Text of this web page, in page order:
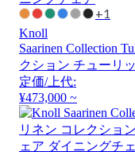
+1
Knoll
Saarinen Collection
クション チューリ
定価/上代:
¥473,000 ~